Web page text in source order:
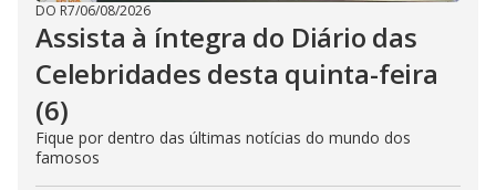
DO R7/06/08/2026
Assista à íntegra do Diário das
Celebridades desta quinta-feira
(6)
Fique por dentro das últimas notícias do mundo dos
famosos